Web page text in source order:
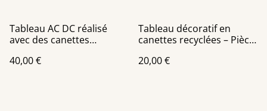
Tableau AC DC réalisé
avec des canettes
40,00 €
Tableau décoratif en
canettes recyclées – Pièce
France
20,00 €